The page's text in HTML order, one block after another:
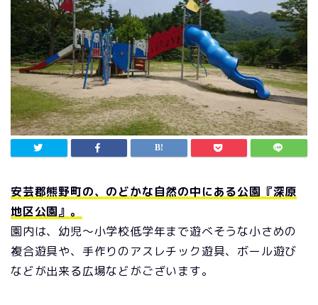
安芸郡熊野町の、のどかな自然の中にある公園『深原
地区公園』。
園内は、幼児～小学校低学年まで遊べそうな小さめの
複合遊具や、手作りのアスレチック遊具、ボール遊び
などが出来る広場などがございます。